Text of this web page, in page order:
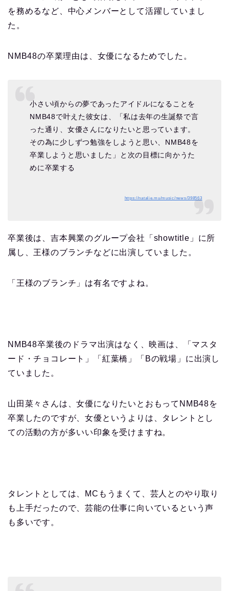
を務めるなど、中心メンバーとして活躍していまし
た。
NMB48の卒業理由は、女優になるためでした。
小さい頃からの夢であったアイドルになることを
NMB48で叶えた彼女は、「私は去年の生誕祭で言
った通り、女優さんになりたいと思っています。
その為に少しずつ勉強をしようと思い、NMB48を
卒業しようと思いました」と次の目標に向かうた
めに卒業する
https://natalie.mu/music/news/398563
卒業後は、吉本興業のグループ会社「showtitle」に所
属し、王様のブランチなどに出演していました。
「王様のブランチ」は有名ですよね。
NMB48卒業後のドラマ出演はなく、映画は、「マスタ
ード・チョコレート」「紅葉橋」「Bの戦場」に出演し
ていました。
山田菜々さんは、女優になりたいとおもってNMB48を
卒業したのですが、女優というよりは、タレントとし
ての活動の方が多いい印象を受けますね。
タレントとしては、MCもうまくて、芸人とのやり取り
も上手だったので、芸能の仕事に向いているという声
も多いです。